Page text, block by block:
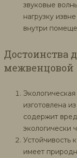
звуковые
нагрузку
внутри
Достоинства
межвенцовой
изготовлена
содержит
экологически
Устойчивость
имеет